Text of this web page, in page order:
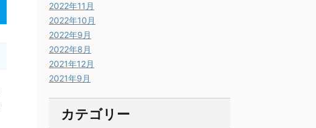
2022年11月
2022年10月
2022年9月
2022年8月
2021年12月
2021年9月
カテゴリー